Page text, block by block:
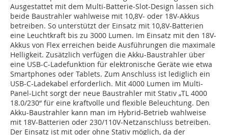
Ausgestattet mit dem Multi-Batterie-Slot-Design lassen sich
beide Baustrahler wahlweise mit 10,8V- oder 18V-Akkus
betreiben. So unterstützt der Einsatz mit 10,8V-Batterien
eine Leuchtkraft bis zu 3000 Lumen. Im Einsatz mit den 18V-
Akkus von Flex erreichen beide Ausführungen die maximale
Helligkeit. Zusätzlich verfügen die Akku-Baustrahler über
eine USB-C-Ladefunktion für elektronische Geräte wie etwa
Smartphones oder Tablets. Zum Anschluss ist lediglich ein
USB-C-Ladekabel erforderlich. Mit 4000 Lumen im Multi-
Panel-Licht sorgt der neue Baustrahler mit Stativ „TL 4000
18.0/230“ für eine kraftvolle und flexible Beleuchtung. Den
Akku-Baustrahler kann man im Hybrid-Betrieb wahlweise
mit 18V-Batterien oder 230/110V-Netzanschluss betreiben.
Der Einsatz ist mit oder ohne Stativ möglich, da der